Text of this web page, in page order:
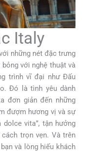
Italy
những nét đặc trưng
với nghệ thuật và
trình vĩ đại như Đấu
Đó là tình yêu dành
đơn giản đến những
đượm hương vị và sự
vita”, tận hưởng
trọn vẹn. Và trên
và lòng hiếu khách